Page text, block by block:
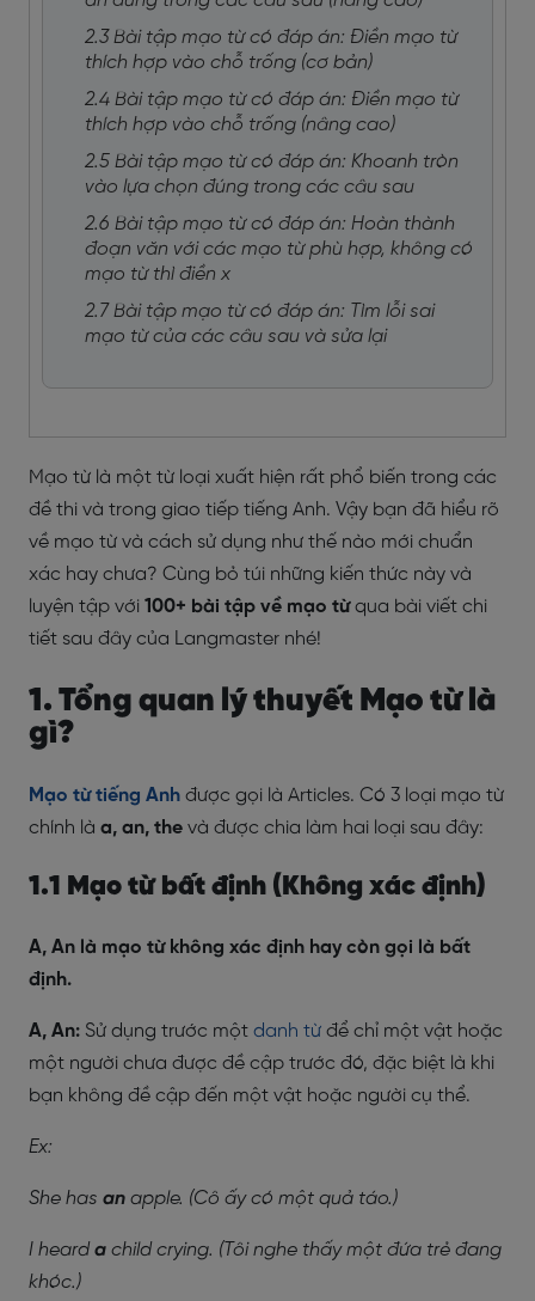
2.3 Bài tập mạo từ có đáp án: Điền mạo từ
thích hợp vào chỗ trống (cơ bản)
2.4 Bài tập mạo từ có đáp án: Điền mạo từ
thích hợp vào chỗ trống (nâng cao)
2.5 Bài tập mạo từ có đáp án: Khoanh tròn
vào lựa chọn đúng trong các câu sau
2.6 Bài tập mạo từ có đáp án: Hoàn thành
đoạn văn với các mạo từ phù hợp, không có
mạo từ thì điền x
2.7 Bài tập mạo từ có đáp án: Tìm lỗi sai
mạo từ của các câu sau và sửa lại
Mạo từ là một từ loại xuất hiện rất phổ biến trong các
đề thi và trong giao tiếp tiếng Anh. Vậy bạn đã hiểu rõ
về mạo từ và cách sử dụng như thế nào mới chuẩn
xác hay chưa? Cùng bỏ túi những kiến thức này và
luyện tập với 100+ bài tập về mạo từqua bài viết chi
tiết sau đây của Langmaster nhé!
1. Tổng quan lý thuyết Mạo từ là
gì?
Mạo từ tiếng Anh được gọi là Articles. Có 3 loại mạo từ
chính là a, an, the và được chia làm hai loại sau đây:
1.1 Mạo từ bất định (Không xác định)
A, An là mạo từ không xác định hay còn gọi là bất
định.
A, An: Sử dụng trước một danh từ để chỉ một vật hoặc
một người chưa được đề cập trước đó, đặc biệt là khi
bạn không đề cập đến một vật hoặc người cụ thể.
Ex:
She has an apple. (Cô ấy có một quả táo.)
I heard a child crying. (Tôi nghe thấy một đứa trẻ đang
khóc.)